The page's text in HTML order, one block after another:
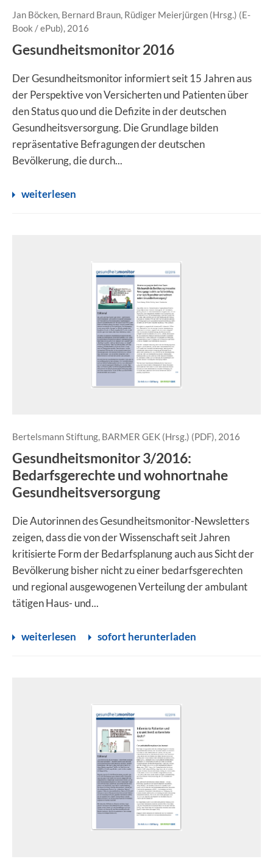
Jan Böcken, Bernard Braun, Rüdiger Meierjürgen (Hrsg.) (E-
Book / ePub), 2016
Gesundheitsmonitor 2016
Der Gesundheitsmonitor informiert seit 15 Jahren aus
der Perspektive von Versicherten und Patienten über
den Status quo und die Defizite in der deutschen
Gesundheitsversorgung. Die Grundlage bilden
repräsentative Befragungen der deutschen
Bevölkerung, die durch...
weiterlesen
Bertelsmann Stiftung, BARMER GEK (Hrsg.) (PDF), 2016
Gesundheitsmonitor 3/2016:
Bedarfsgerechte und wohnortnahe
Gesundheitsversorgung
Die Autorinnen des Gesundheitsmonitor-Newsletters
zeigen, dass die von der Wissenschaft seit Jahren
kritisierte Form der Bedarfsplanung auch aus Sicht der
Bevölkerung bisher nicht zu einer bedarfsgerechten
und regional ausgewogenen Verteilung der ambulant
tätigen Haus- und...
weiterlesen sofort herunterladen